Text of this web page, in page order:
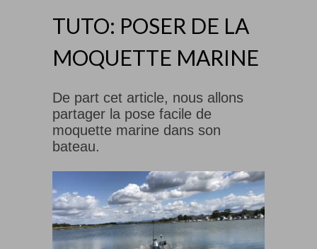
TUTO: POSER DE LA
MOQUETTE MARINE
De part cet article, nous allons
partager la pose facile de
moquette marine dans son
bateau.